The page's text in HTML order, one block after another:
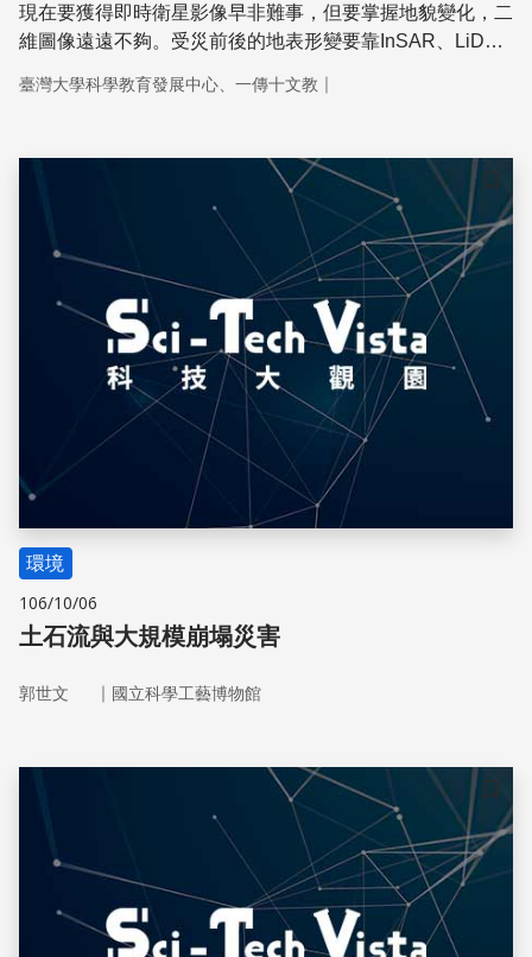
現在要獲得即時衛星影像早非難事，但要掌握地貌變化，二
維圖像遠遠不夠。受災前後的地表形變要靠InSAR、LiDAR
LiDAR的量測過程就像幫地球做Face ID？
臺灣大學科學教育發展中心、一傳十文教 ｜
儲存
環境
106/10/06
土石流與大規模崩塌災害
郭世文 ｜ 國立科學工藝博物館
儲存